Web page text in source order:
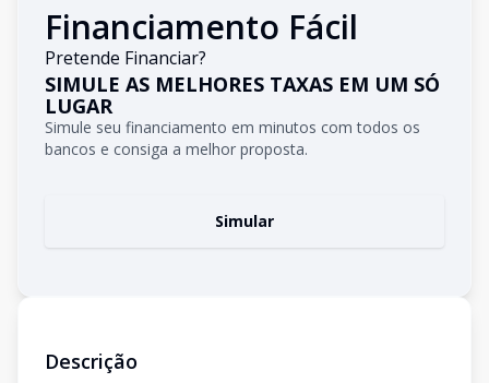
Financiamento Fácil
Pretende Financiar?
SIMULE AS MELHORES TAXAS EM UM SÓ
LUGAR
Simule seu financiamento em minutos com todos os
bancos e consiga a melhor proposta.
Simular
Descrição